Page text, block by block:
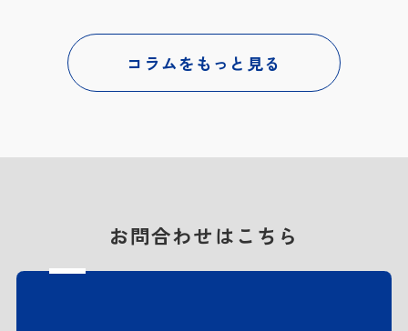
コラムをもっと見る
お問合わせはこちら